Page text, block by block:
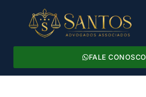
FALE CONOSCO